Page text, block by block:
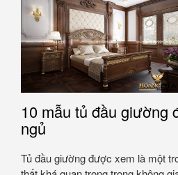
10 mẫu tủ đầu giường
ngủ
Tủ đầu giường được xem là một